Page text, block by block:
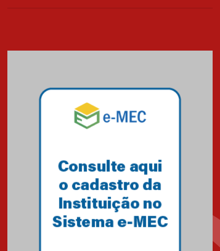
realizará nova edição da Feira
04.08.2026
Mackenzie recepciona os
calouros do segundo semestre
Como o Colégio Mackenzie
Brasília prepara seus
estudantes para o PAS antes
mesmo do Ensino Médio